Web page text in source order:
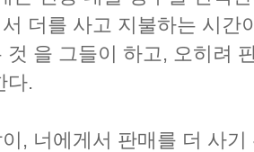
더를 사고 지불하는 시간
것 을 그들이 하고, 오히려
다.
, 너에게서 판매를 더 사